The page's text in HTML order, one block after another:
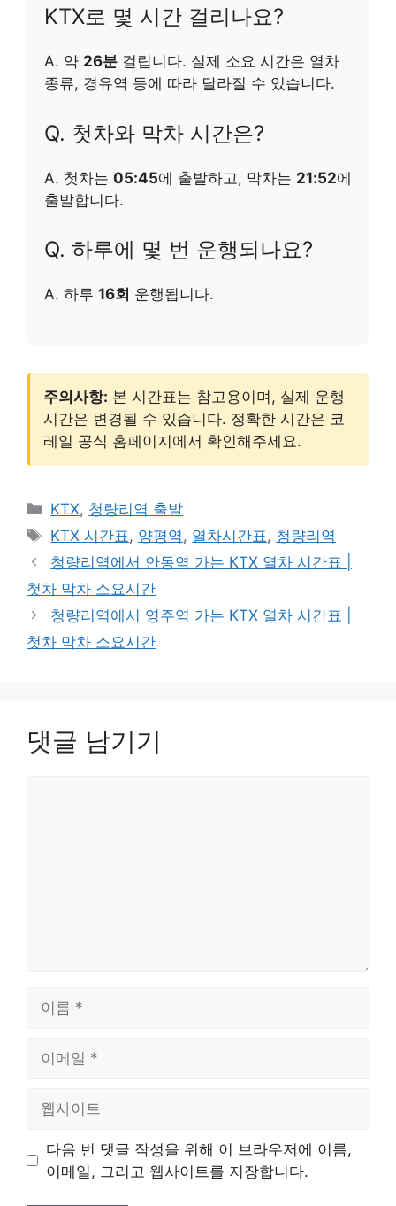
KTX로 몇 시간 걸리나요?
A. 약 26분 걸립니다. 실제 소요 시간은 열차
종류, 경유역 등에 따라 달라질 수 있습니다.
Q. 첫차와 막차 시간은?
A. 첫차는 05:45에 출발하고, 막차는 21:52에
출발합니다.
Q. 하루에 몇 번 운행되나요?
A. 하루 16회 운행됩니다.
주의사항: 본 시간표는 참고용이며, 실제 운행
시간은 변경될 수 있습니다. 정확한 시간은 코
레일 공식 홈페이지에서 확인해주세요.
카
테
리
KTX, 청량리역 출발
태
그
KTX 시간표 , 양평역 , 열차시간표 , 청량리역
청량리역에서 안동역 가는 KTX 열차 시간표 |
첫차 막차 소요시간
청량리역에서 영주역 가는 KTX 열차 시간표 |
첫차 막차 소요시간
댓글 남기기
트
다음 번 댓글 작성을 위해 이 브라우저에 이름,
이메일, 그리고 웹사이트를 저장합니다.